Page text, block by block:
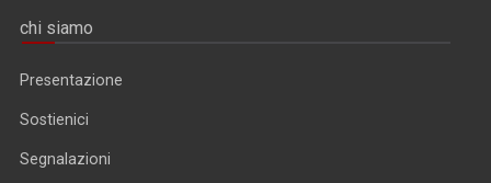
chi siamo
Presentazione
Sostienici
Segnalazioni